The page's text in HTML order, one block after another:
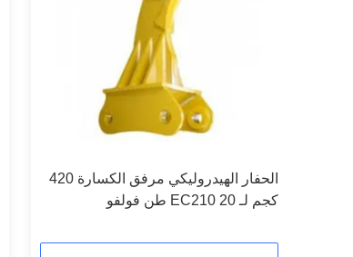
الحفار الهيدروليكي مرفق الكسارة 420
كجم لـ EC210 20 طن فولفو